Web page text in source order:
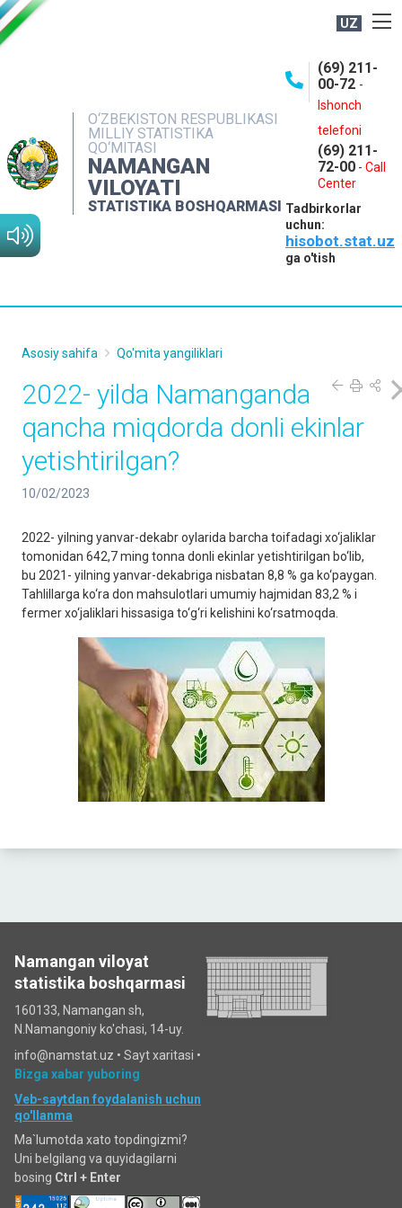
UZ
O‘ZBEKISTON RESPUBLIKASI
MILLIY STATISTIKA
QO‘MITASI
NAMANGAN
VILOYATI
STATISTIKA BOSHQARMASI
(69) 211-
00-72 -
Ishonch
telefoni
(69) 211-
72-00 - Call
Center
Tadbirkorlar
uchun:
hisobot.stat.uz
ga o'tish
NASHRLAR
INTERAKTIV XIZMATLAR
MATBUOT XIZMATI
MUROJAATLAR
Asosiy sahifa Qo'mita yangiliklari
2022- yilda Namanganda
qancha miqdorda donli ekinlar
yetishtirilgan?
10/02/2023
2022- yilning yanvar-dekabr oylarida barcha toifadagi xo‘jaliklar
tomonidan 642,7 ming tonna donli ekinlar yetishtirilgan bo‘lib,
bu 2021- yilning yanvar-dekabriga nisbatan 8,8 % ga ko‘paygan.
Tahlillarga ko‘ra don mahsulotlari umumiy hajmidan 83,2 % i
fermer xo‘jaliklari hissasiga to‘g‘ri kelishini ko‘rsatmoqda.
Namangan viloyat
statistika boshqarmasi
160133, Namangan sh,
N.Namangoniy ko'chasi, 14-uy.
info@namstat.uz • Sayt xaritasi •
Bizga xabar yuboring
Veb-saytdan foydalanish uchun
qo'llanma
Ma`lumotda xato topdingizmi?
Uni belgilang va quyidagilarni
bosing Ctrl + Enter